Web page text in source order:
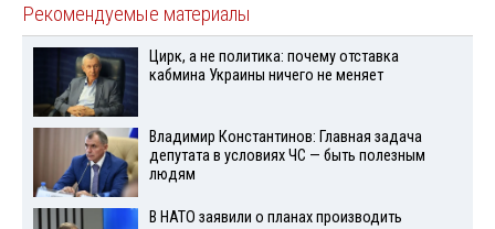
Рекомендуемые материалы
Цирк, а не политика: почему отставка
кабмина Украины ничего не меняет
Владимир Константинов: Главная задача
депутата в условиях ЧС — быть полезным
людям
В НАТО заявили о планах производить